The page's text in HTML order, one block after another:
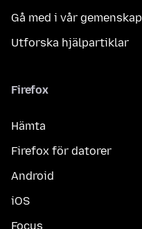
Gå med i vår gemenskap
Utforska hjälpartiklar
Firefox
Hämta
Firefox för datorer
Android
iOS
Focus